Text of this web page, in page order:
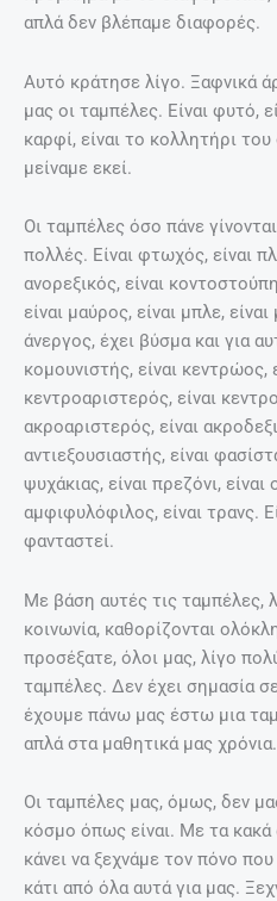
απλά δεν βλέπαμε διαφορές.
Αυτό κράτησε λίγο. Ξαφνικά
μας οι ταμπέλες. Είναι φυτό,
καρφί, είναι το κολλητήρι
μείναμε εκεί.
Οι ταμπέλες όσο πάνε
πολλές. Είναι φτωχός, είναι
ανορεξικός, είναι
είναι μαύρος, είναι μπλε,
άνεργος, έχει βύσμα και για
κομουνιστής, είναι κεντρώος,
κεντροαριστερός, είναι
ακροαριστερός, είναι
αντιεξουσιαστής, είναι
ψυχάκιας, είναι πρεζόνι,
αμφιφυλόφιλος, είναι τρανς.
φανταστεί.
Με βάση αυτές τις ταμπέλες,
κοινωνία, καθορίζονται
προσέξατε, όλοι μας, λίγο
ταμπέλες. Δεν έχει σημασία
έχουμε πάνω μας έστω μια
απλά στα μαθητικά μας χρόνια.
Οι ταμπέλες μας, όμως, δεν
κόσμο όπως είναι. Με τα
κάνει να ξεχνάμε τον πόνο
κάτι από όλα αυτά για μας.